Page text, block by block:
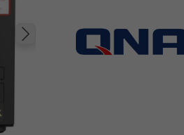
Następny